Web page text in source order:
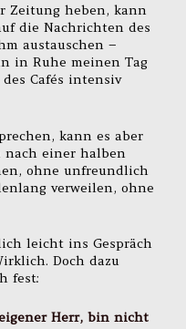
Zeitung heben, kann
die Nachrichten des
austauschen –
in Ruhe meinen Tag
Cafés intensiv
kann es aber
nach einer halben
ohne unfreundlich
verweilen, ohne
leicht ins Gespräch
Doch dazu
fest:
Herr, bin nicht